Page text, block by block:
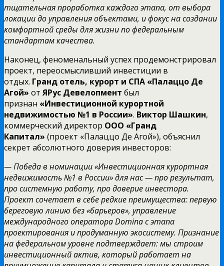
тщательная проработка каждого этапа, от выбора
локации до управления объектами, и фокус на создании
комфортной среды для жизни по федеральным
стандартам качества.
Наконец, феноменальный успех продемонстрировал
проект, переосмысливший инвестиции в
отдых. Гранд отель, курорт и СПА «Палаццо Де
Агой» от ЯРус Девелопмент был
признан «Инвестиционной курортной
недвижимостью №1 в России». Виктор Шашкин,
коммерческий директор ООО «Гранд
Капитал» (проект «Палаццо Де Агой»), объяснил
секрет абсолютного доверия инвесторов:
— Победа в номинации «Инвестиционная курортная
недвижимость №1 в России» для нас — про результат,
про системную работу, про доверие инвестора.
Проект сочетает в себе редкие преимущества: первую
береговую линию без «барьеров», управление
международного оператора Domina с этапа
проектирования и продуманную экосистему. Признание
на федеральном уровне подтверждает: мы строим
инвестиционный актив, который работает на